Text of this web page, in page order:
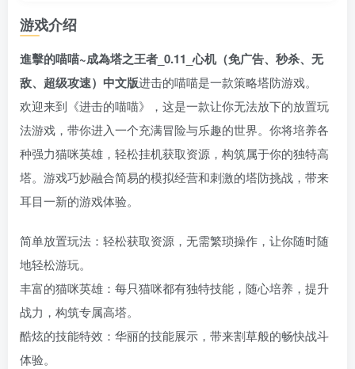
游戏介绍
進擊的喵喵~成為塔之王者_0.11_心机（免广告、秒杀、无
敌、超级攻速）中文版进击的喵喵是一款策略塔防游戏。
欢迎来到《进击的喵喵》，这是一款让你无法放下的放置玩
法游戏，带你进入一个充满冒险与乐趣的世界。你将培养各
种强力猫咪英雄，轻松挂机获取资源，构筑属于你的独特高
塔。游戏巧妙融合简易的模拟经营和刺激的塔防挑战，带来
耳目一新的游戏体验。
简单放置玩法：轻松获取资源，无需繁琐操作，让你随时随
地轻松游玩。
丰富的猫咪英雄：每只猫咪都有独特技能，随心培养，提升
战力，构筑专属高塔。
酷炫的技能特效：华丽的技能展示，带来割草般的畅快战斗
体验。